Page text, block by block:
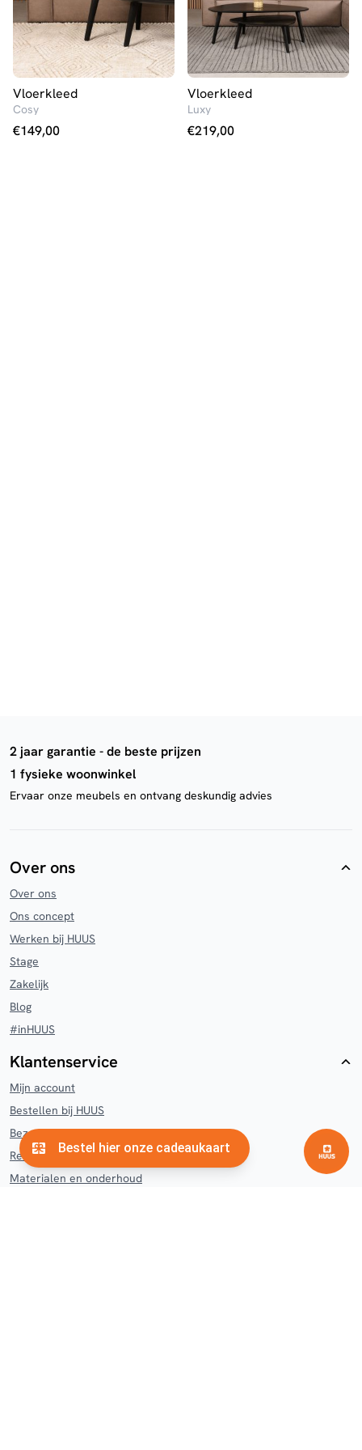
Vloerkleed
Cosy
€149,00
Vloerkleed
Luxy
€219,00
2 jaar garantie - de beste prijzen
1 fysieke woonwinkel
Ervaar onze meubels en ontvang deskundig advies
Over ons
Over ons
Ons concept
Werken bij HUUS
Stage
Zakelijk
Blog
#inHUUS
Klantenservice
Mijn account
Bestellen bij HUUS
Bezorgen en afhalen HUUS
Retourneren en klachten
Materialen en onderhoud